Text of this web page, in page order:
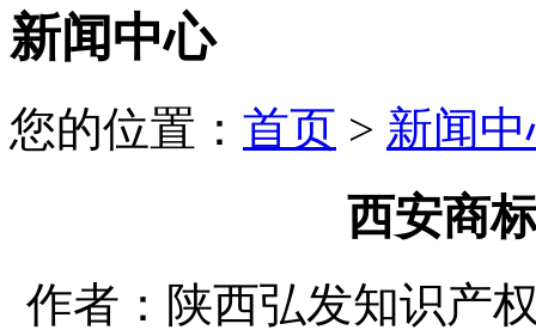
新闻中心
您的位置： 首页 > 新闻
西安商
作者：陕西弘发知识产